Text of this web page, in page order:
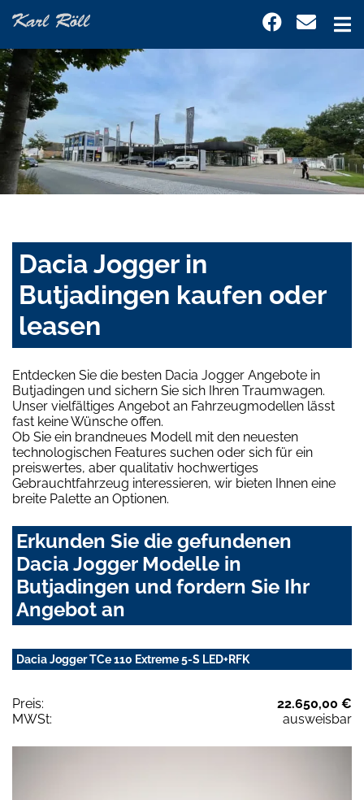
Dacia Jogger in
Butjadingen kaufen oder
leasen
Entdecken Sie die besten Dacia Jogger Angebote in
Butjadingen und sichern Sie sich Ihren Traumwagen.
Unser vielfältiges Angebot an Fahrzeugmodellen lässt
fast keine Wünsche offen.
Ob Sie ein brandneues Modell mit den neuesten
technologischen Features suchen oder sich für ein
preiswertes, aber qualitativ hochwertiges
Gebrauchtfahrzeug interessieren, wir bieten Ihnen eine
breite Palette an Optionen.
Erkunden Sie die gefundenen
Dacia Jogger Modelle in
Butjadingen und fordern Sie Ihr
Angebot an
Dacia Jogger TCe 110 Extreme 5-S LED+RFK
Preis:
22.650,00 €
MWSt:
ausweisbar